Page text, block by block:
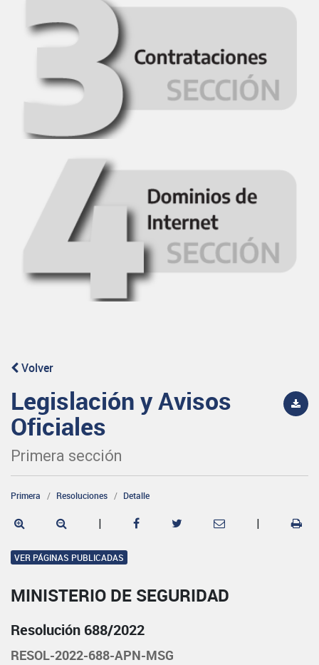
Volver
Legislación y Avisos
Oficiales
Primera sección
Primera Resoluciones Detalle
| |
VER PÁGINAS PUBLICADAS
MINISTERIO DE SEGURIDAD
Resolución 688/2022
RESOL-2022-688-APN-MSG